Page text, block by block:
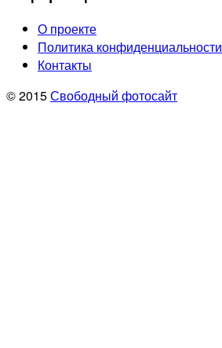
О проекте
Политика конфиденциальности
Контакты
© 2015Свободный фотосайт